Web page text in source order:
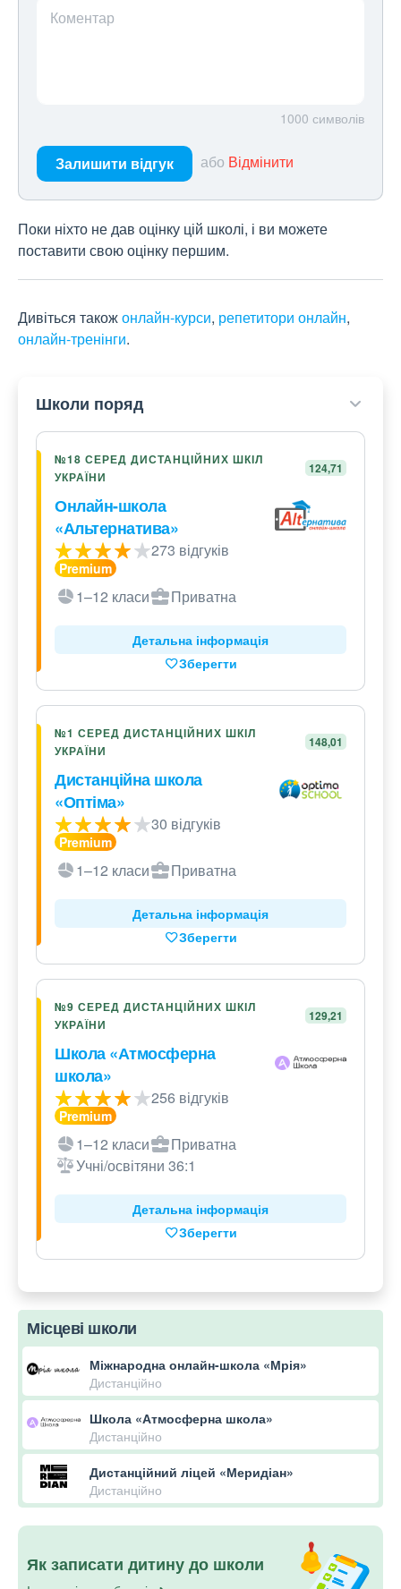
Коментар
1000 символів
Залишити відгук або Відмінити
Поки ніхто не дав оцінку цій школі, і ви можете
поставити свою оцінку першим.
Дивіться такожонлайн-курси, репетитори онлайн,
онлайн-тренінги.
Школи поряд
№18 СЕРЕД ДИСТАНЦІЙНИХ ШКІЛ
УКРАЇНИ
124,71
Онлайн-школа
«Альтернатива»
273 відгуків
1–12 класи Приватна
Детальна інформація
Зберегти
№1 СЕРЕД ДИСТАНЦІЙНИХ ШКІЛ
УКРАЇНИ
148,01
Дистанційна школа
«Оптіма»
30 відгуків
1–12 класи Приватна
Детальна інформація
Зберегти
№9 СЕРЕД ДИСТАНЦІЙНИХ ШКІЛ
УКРАЇНИ
129,21
Школа «Атмосферна
школа»
256 відгуків
1–12 класи
Приватна
Учні/освітяни 36:1
Детальна інформація
Зберегти
Місцеві школи
Міжнародна онлайн-школа «Мрія»
Дистанційно
Школа «Атмосферна школа»
Дистанційно
Дистанційний ліцей «Меридіан»
Дистанційно
Як записати дитину до школи